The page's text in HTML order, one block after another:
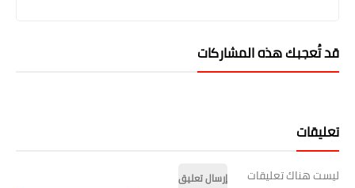
قد تُعجبك هذه المشاركات
تعليقات
ليست هناك تعليقات
إرسال تعليق